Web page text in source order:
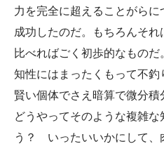
力を完全に超えることがら
成功したのだ。もちろんそ
比べればごく初歩的なもの
知性にはまったくもって不
賢い個体でさえ暗算で微分積
どうやってそのような複雑
う？ いったいいかにして、